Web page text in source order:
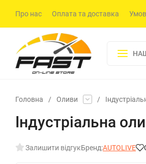
Про нас Оплата та доставка
Головна / Оливи /
Індустріальна
Залишити відгукБренд:AUTOLIVE